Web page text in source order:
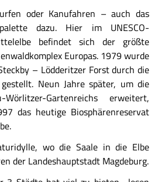
oder Kanufahren – auch das
dazu. Hier im UNESCO-
befindet sich der größte
Europas. 1979 wurde
– Lödderitzer Forst durch die
Neun Jahre später, um die
Gartenreichs erweitert,
das heutige Biosphärenreservat
wo die Saale in die Elbe
der Landeshauptstadt Magdeburg.